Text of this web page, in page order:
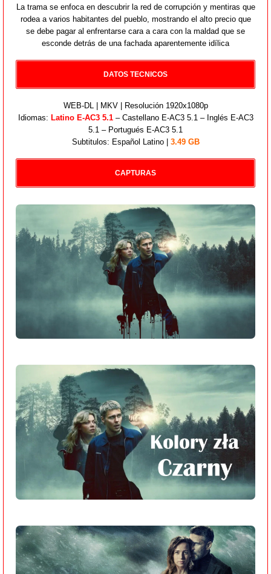
La trama se enfoca en descubrir la red de corrupción y mentiras que
rodea a varios habitantes del pueblo, mostrando el alto precio que
se debe pagar al enfrentarse cara a cara con la maldad que se
esconde detrás de una fachada aparentemente idílica
DATOS TECNICOS
WEB-DL | MKV | Resolución 1920x1080p
Idiomas: Latino E-AC3 5.1– Castellano E-AC3 5.1 – Inglés E-AC3
5.1 – Portugués E-AC3 5.1
Subtitulos: Español Latino | 3.49 GB
CAPTURAS